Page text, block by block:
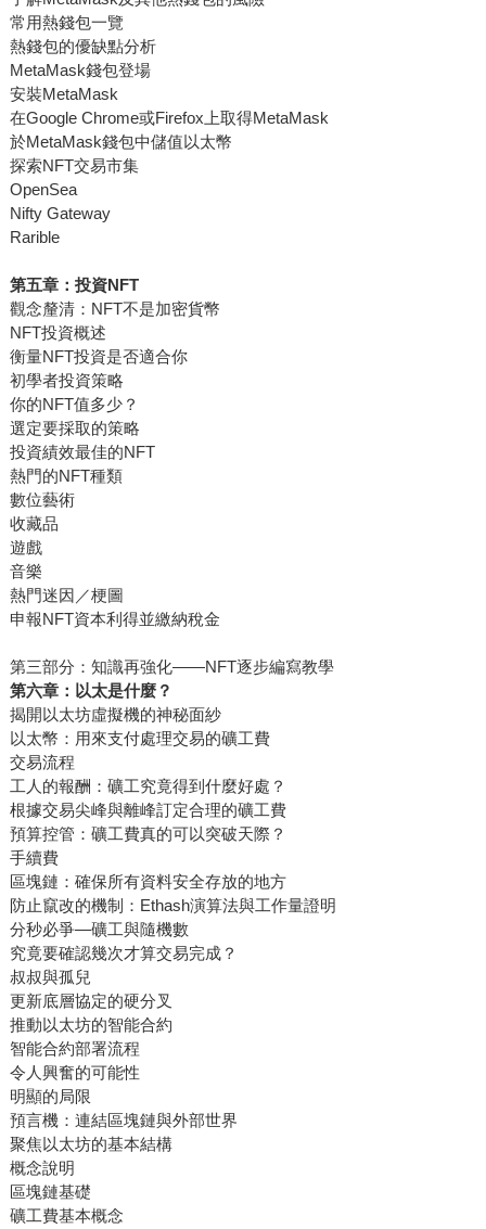
常用熱錢包一覽
熱錢包的優缺點分析
MetaMask錢包登場
安裝MetaMask
在Google Chrome或Firefox上取得MetaMask
於MetaMask錢包中儲值以太幣
探索NFT交易市集
OpenSea
Nifty Gateway
Rarible
第五章：投資NFT
觀念釐清：NFT不是加密貨幣
NFT投資概述
衡量NFT投資是否適合你
初學者投資策略
你的NFT值多少？
選定要採取的策略
投資績效最佳的NFT
熱門的NFT種類
數位藝術
收藏品
遊戲
音樂
熱門迷因／梗圖
申報NFT資本利得並繳納稅金
第三部分：知識再強化——NFT逐步編寫教學
第六章：以太是什麼？
揭開以太坊虛擬機的神秘面紗
以太幣：用來支付處理交易的礦工費
交易流程
工人的報酬：礦工究竟得到什麼好處？
根據交易尖峰與離峰訂定合理的礦工費
預算控管：礦工費真的可以突破天際？
手續費
區塊鏈：確保所有資料安全存放的地方
防止竄改的機制：Ethash演算法與工作量證明
分秒必爭—礦工與隨機數
究竟要確認幾次才算交易完成？
叔叔與孤兒
更新底層協定的硬分叉
推動以太坊的智能合約
智能合約部署流程
令人興奮的可能性
明顯的局限
預言機：連結區塊鏈與外部世界
聚焦以太坊的基本結構
概念說明
區塊鏈基礎
礦工費基本概念